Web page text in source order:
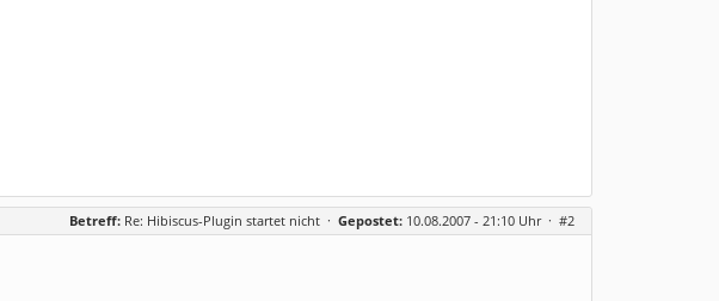
Betreff: Re: Hibiscus-Plugin startet nicht · Gepostet: 10.08.2007 - 21:10 Uhr · #2